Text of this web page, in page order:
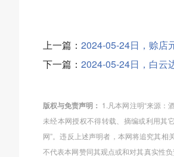
上一篇： 2024-05-24日，赊店
下一篇： 2024-05-24日，白云
版权与免责声明： 1.凡本网注明“来源：
未经本网授权不得转载、摘编或利用其
网”。违反上述声明者，本网将追究其
不代表本网赞同其观点或和对其真实性